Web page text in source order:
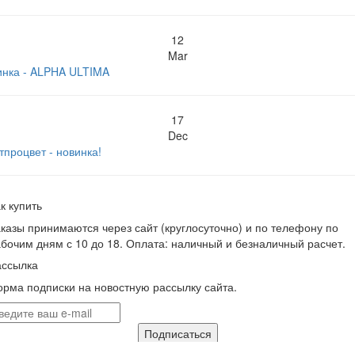
12
Mar
- ALPHA ULTIMA
17
Dec
- новинка!
купить
принимаются через сайт (круглосуточно) и по телефону по
дням с 10 до 18. Оплата: наличный и безналичный расчет.
подписки на новостную рассылку сайта.
Подписаться